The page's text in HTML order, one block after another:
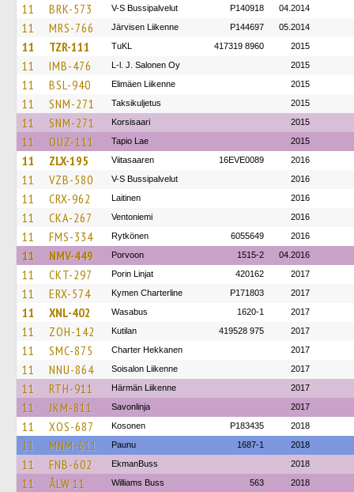
11 BRK-573 V-S Bussipalvelut P140918 04.2014
11 MRS-766 Järvisen Liikenne P144697 05.2014
11 TZR-111 TuKL 417319 8960 2015
11 IMB-476 L-l. J. Salonen Oy 2015
11 BSL-940 Elimäen Liikenne 2015
11 SNM-271 Taksikuljetus 2015
11 SNM-271 Korsisaari 2015
11 OUZ-111 Tapio Lae 2015
11 ZLX-195 Viitasaaren 16EVE0089 2016
11 VZB-580 V-S Bussipalvelut 2016
11 CRX-962 Laitinen 2016
11 CKA-267 Ventoniemi 2016
11 FMS-334 Rytkönen 6055649 2016
11 NMV-449 Porvoon 1515-2 04.2016
11 CKT-297 Porin Linjat 420162 2017
11 ERX-574 Kymen Charterline P171803 2017
11 XNL-402 Wasabus 1620-1 2017
11 ZOH-142 Kutilan 419528 975 2017
11 SMC-875 Charter Hekkanen 2017
11 NNU-864 Soisalon Liikenne 2017
11 RTH-911 Härmän Liikenne 2017
11 JKM-811 Savonlinja 2017
11 XOS-687 Kosonen P183435 2018
11 MNM-611 Paunu 1687-1 2018
11 FNB-602 EkmanBuss 2018
11 ÅLW 11 Williams Buss 563 2018